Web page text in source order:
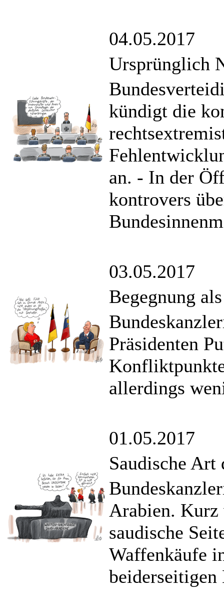
04.05.2017
Ursprünglich
kündigt die
an. - In der
kontrovers
03.05.2017
Begegnung
Präsidenten
allerdings
01.05.2017
Saudische Art
Arabien.
saudische
Waffenkäufe
beiderseitigen